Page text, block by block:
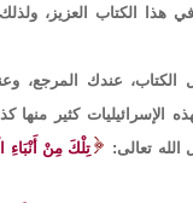
الكتاب العزيز، ولذلك
عندك المرجع،
كثير منها
الله تعالى:
تِلْكَ مِنْ أَنْبَاءِ